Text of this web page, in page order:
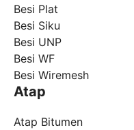
Besi Plat
Besi Siku
Besi UNP
Besi WF
Besi Wiremesh
Atap
Atap Bitumen